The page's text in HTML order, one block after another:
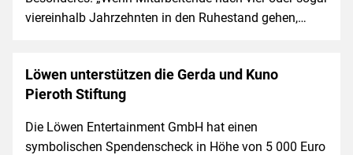
viereinhalb Jahrzehnten in den Ruhestand gehen,…
Löwen unterstützen die Gerda und Kuno
Pieroth Stiftung
Die Löwen Entertainment GmbH hat einen
symbolischen Spendenscheck in Höhe von 5 000 Euro